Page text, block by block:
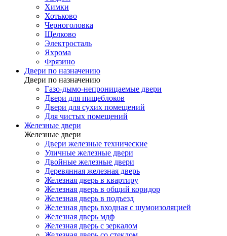
Химки
Хотьково
Черноголовка
Щелково
Электросталь
Яхрома
Фрязино
Двери по назначению
Двери по назначению
Газо-дымо-непроницаемые двери
Двери для пищеблоков
Двери для сухих помещений
Для чистых помещений
Железные двери
Железные двери
Двери железные технические
Уличные железные двери
Двойные железные двери
Деревянная железная дверь
Железная дверь в квартиру
Железная дверь в общий коридор
Железная дверь в подъезд
Железная дверь входная с шумоизоляцией
Железная дверь мдф
Железная дверь с зеркалом